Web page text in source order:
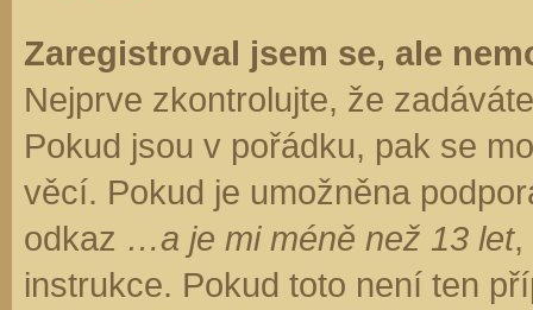
Zaregistroval jsem se, ale
Nejprve zkontrolujte, že
Pokud jsou v pořádku, pak se
věcí. Pokud je umožněna
odkaz …a je mi méně než 13 let,
instrukce. Pokud toto není ten